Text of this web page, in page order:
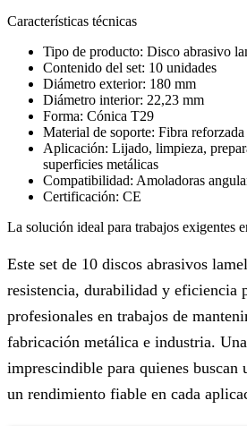
Características técnicas
Tipo de producto: Disco abrasivo
Contenido del set: 10 unidades
Diámetro exterior: 180 mm
Diámetro interior: 22,23 mm
Forma: Cónica T29
Material de soporte: Fibra
Aplicación: Lijado, limpieza,
superficies metálicas
Compatibilidad: Amoladoras
Certificación: CE
La solución ideal para trabajos exigentes
Este set de 10 discos abrasivos
resistencia, durabilidad y eficiencia
profesionales en trabajos de
fabricación metálica e industria.
imprescindible para quienes buscan
un rendimiento fiable en cada